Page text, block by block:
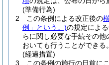
(準備行為)
2
この条例による改正後の
例」という。)の規定によ
らに関し必要な手続その
おいても行うことができる。
(経過措置)
3
この条例の施行の日前に